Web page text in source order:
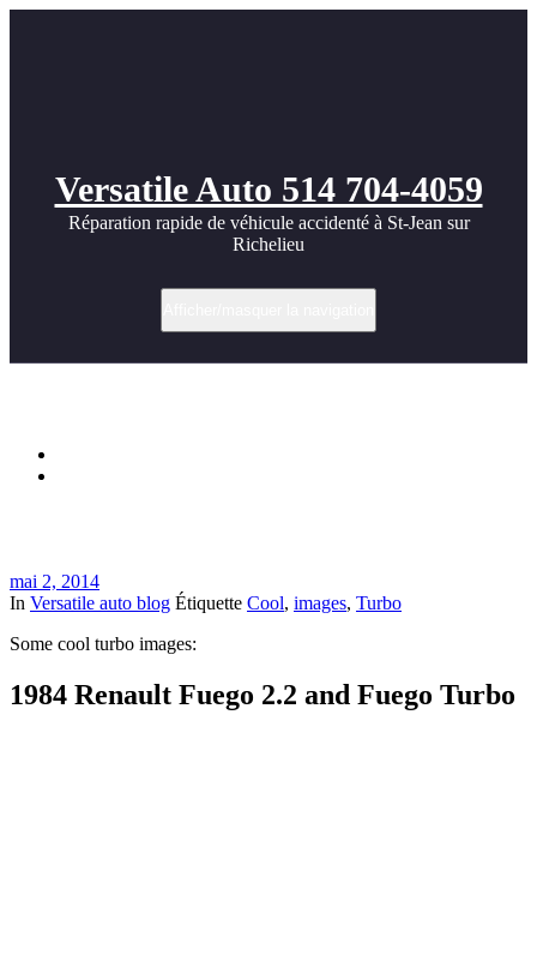
Versatile Auto 514 704-4059
Réparation rapide de véhicule accidenté à St-Jean sur
Richelieu
mai 2, 2014
In Versatile auto blog Étiquette Cool, images, Turbo
Some cool turbo images:
1984 Renault Fuego 2.2 and Fuego Turbo